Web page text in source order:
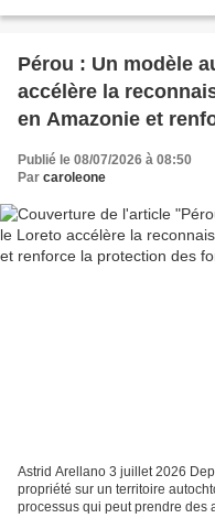
Pérou : Un modèle
accélère la
en Amazonie et
Publié le 08/07/2026 à 08:50
Par caroleone
Astrid Arellano 3 juillet 2026
propriété sur un territoire
processus qui peut prendre des